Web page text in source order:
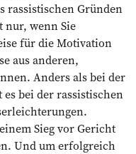
rassistischen Gründen
nur, wenn Sie
für die Motivation
aus anderen,
Anders als bei der
bei der rassistischen
Sieg vor Gericht
Und um erfolgreich